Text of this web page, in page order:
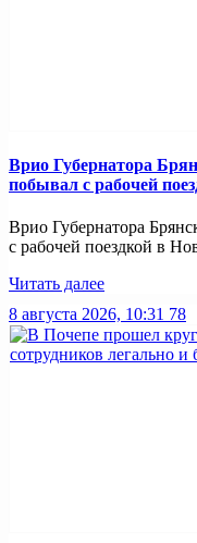
Врио Губернатора
побывал с рабочей
Врио Губернатора
с рабочей поездкой в
Читать далее
8 августа 2026, 10:31 78